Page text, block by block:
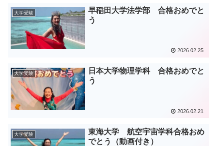
大学受験
早稲田大学法学部 合格おめでと
う
2026.02.25
大学受験
日本大学物理学科 合格おめでと
う
2026.02.21
大学受験
東海大学 航空宇宙学科合格おめ
でとう（動画付き）